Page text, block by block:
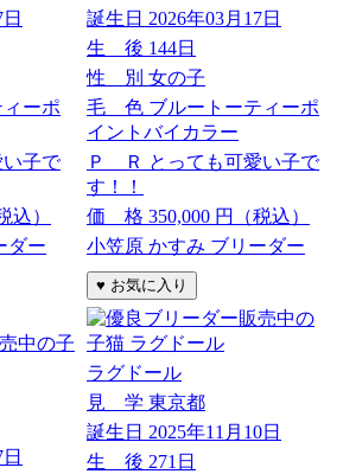
ーポ
い子で
込）
ダー
誕生日 2026年03月17日
生 後 144日
性 別 女の子
毛 色 ブルートーティーポ
イントバイカラー
Ｐ Ｒ とっても可愛い子で
す！！
価 格 350,000 円（税込）
小笠原 かすみ ブリーダー
ラグドール
見 学 東京都
誕生日 2025年11月10日
生 後 271日